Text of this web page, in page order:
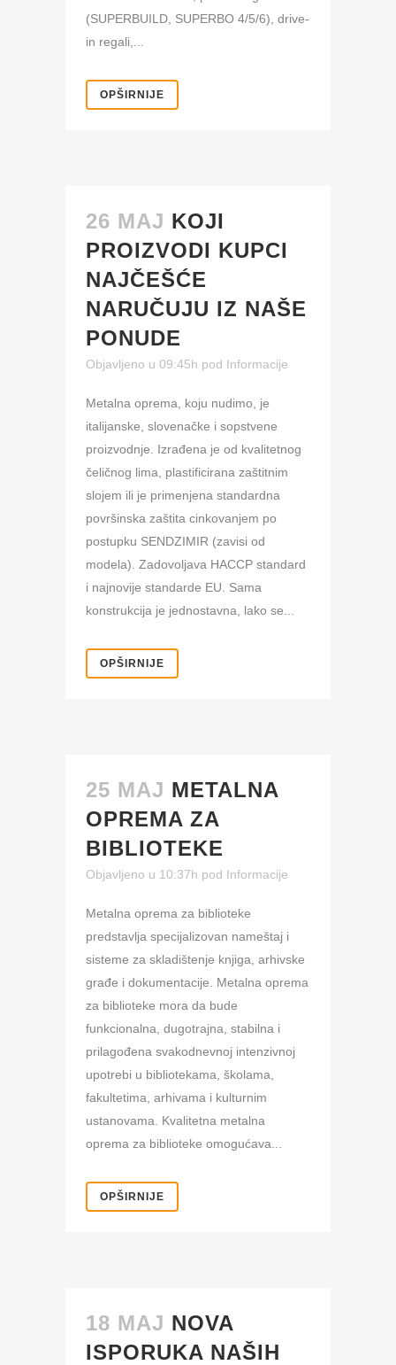
(SUPERBUILD, SUPERBO 4/5/6), drive-
in regali,...
OPŠIRNIJE
26 MAJ KOJI
PROIZVODI KUPCI
NAJČEŠĆE
NARUČUJU IZ NAŠE
PONUDE
Objavljeno u 09:45h pod Informacije
Metalna oprema, koju nudimo, je
italijanske, slovenačke i sopstvene
proizvodnje. Izrađena je od kvalitetnog
čeličnog lima, plastificirana zaštitnim
slojem ili je primenjena standardna
površinska zaštita cinkovanjem po
postupku SENDZIMIR (zavisi od
modela). Zadovoljava HACCP standard
i najnovije standarde EU. Sama
konstrukcija je jednostavna, lako se...
OPŠIRNIJE
25 MAJ METALNA
OPREMA ZA
BIBLIOTEKE
Objavljeno u 10:37h pod Informacije
Metalna oprema za biblioteke
predstavlja specijalizovan nameštaj i
sisteme za skladištenje knjiga, arhivske
građe i dokumentacije. Metalna oprema
za biblioteke mora da bude
funkcionalna, dugotrajna, stabilna i
prilagođena svakodnevnoj intenzivnoj
upotrebi u bibliotekama, školama,
fakultetima, arhivama i kulturnim
ustanovama. Kvalitetna metalna
oprema za biblioteke omogućava...
OPŠIRNIJE
18 MAJ NOVA
ISPORUKA NAŠIH